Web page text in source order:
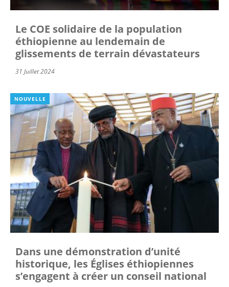
Le COE solidaire de la population
éthiopienne au lendemain de
glissements de terrain dévastateurs
31 Juillet 2024
NOUVELLE
Dans une démonstration d’unité
historique, les Églises éthiopiennes
s’engagent à créer un conseil national